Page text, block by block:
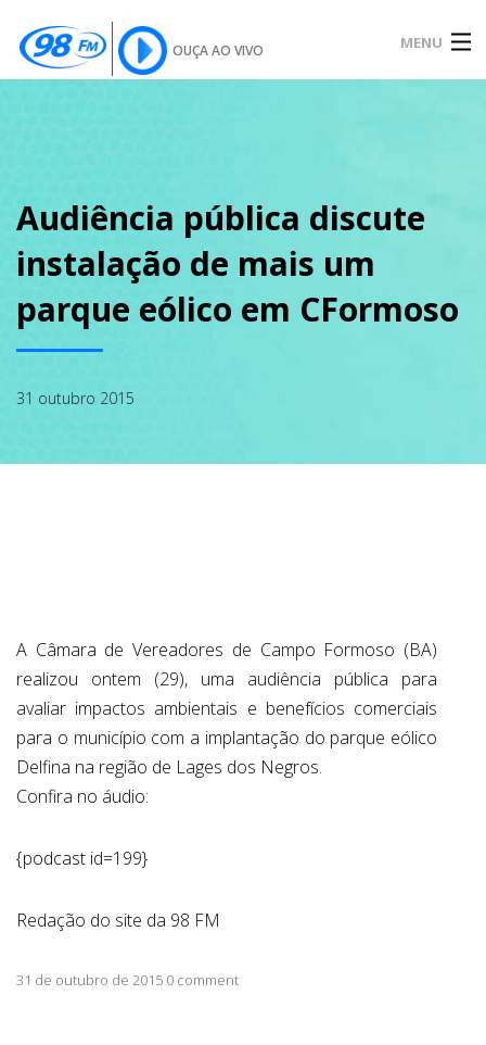
OUÇA AO VIVO MENU
SOBRE
Audiência pública discute
instalação de mais um
parque eólico em CFormoso
31 outubro 2015
A Câmara de Vereadores de Campo Formoso (BA)
realizou ontem (29), uma audiência pública para
avaliar impactos ambientais e benefícios comerciais
para o município com a implantação do parque eólico
Delfina na região de Lages dos Negros.
Confira no áudio:
{podcast id=199}
Redação do site da 98 FM
31 de outubro de 2015 0 comment